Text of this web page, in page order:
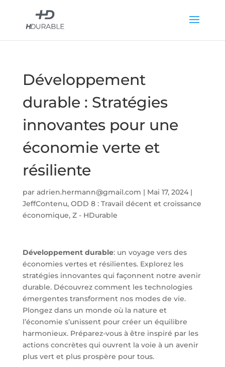
Développement
durable : Stratégies
innovantes pour une
économie verte et
résiliente
par adrien.hermann@gmail.com | Mai 17, 2024|
JeffContenu, ODD 8 : Travail décent et croissance
économique, Z - HDurable
Développement durable: un voyage vers des
économies vertes et résilientes. Explorez les
stratégies innovantes qui façonnent notre avenir
durable. Découvrez comment les technologies
émergentes transforment nos modes de vie.
Plongez dans un monde où la nature et
l’économie s’unissent pour créer un équilibre
harmonieux. Préparez-vous à être inspiré par les
actions concrètes qui ouvrent la voie à un avenir
plus vert et plus prospère pour tous.